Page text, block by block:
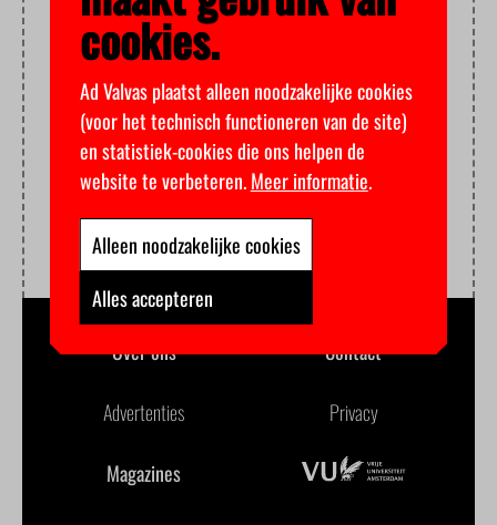
Over ons Contact
Advertenties Privacy
Magazines
cookies.
Ad Valvas plaatst alleen noodzakelijke cookies
(voor het technisch functioneren van de site)
en statistiek-cookies die ons helpen de
website te verbeteren.Meer informatie.
Alleen noodzakelijke cookies
Alles accepteren